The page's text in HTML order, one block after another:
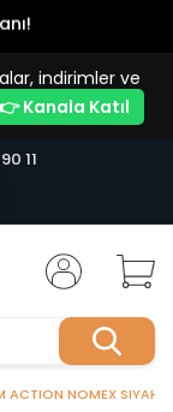
indirimler ve
👉 Kanala Katıl
11
ACTION NOMEX SIYAH